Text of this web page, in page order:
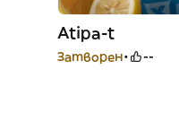
Atipa-t
Затворен --